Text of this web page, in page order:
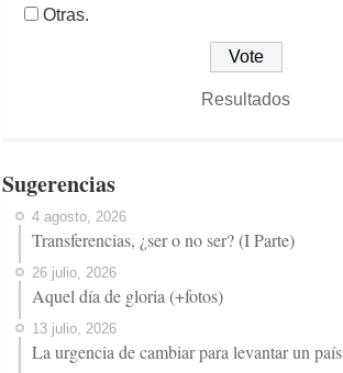
Otras.
Resultados
Sugerencias
4 agosto, 2026
Transferencias, ¿ser o no ser? (I Parte)
26 julio, 2026
Aquel día de gloria (+fotos)
13 julio, 2026
La urgencia de cambiar para levantar un país